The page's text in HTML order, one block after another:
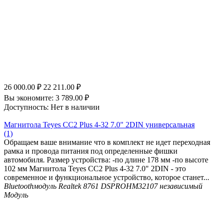
26 000.00 ₽ 22 211.00 ₽
Вы экономите: 3 789.00 ₽
Доступность: Нет в наличии
Магнитола Teyes CC2 Plus 4-32 7.0" 2DIN универсальная
(1)
Обращаем ваше внимание что в комплект не идет переходная
рамка и провода питания под определенные фишки
автомобиля. Размер устройства: -по длине 178 мм -по высоте
102 мм Магнитола Teyes CC2 Plus 4-32 7.0" 2DIN - это
современное и функциональное устройство, которое станет...
Bluetoothмодуль Realtek 8761 DSPROHM32107 независимый
Модуль